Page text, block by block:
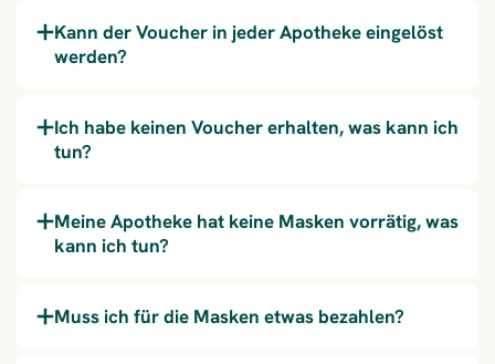
Kann der Voucher in jeder Apotheke eingelöst
werden?
Ich habe keinen Voucher erhalten, was kann ich
tun?
Meine Apotheke hat keine Masken vorrätig, was
kann ich tun?
Muss ich für die Masken etwas bezahlen?